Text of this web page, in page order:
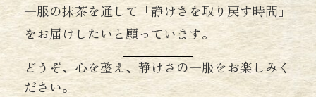
一服の抹茶を通して「静けさを取り戻す時間」
をお届けしたいと願っています。
どうぞ、心を整え、静けさの一服をお楽しみく
ださい。